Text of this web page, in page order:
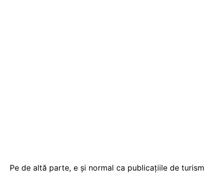
Pe de altă parte, e și normal ca publicațiile de turism